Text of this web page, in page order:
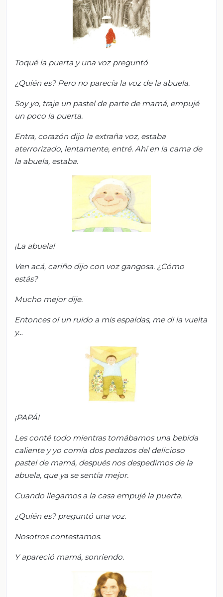
Toqué la puerta y una voz preguntó
¿Quién es? Pero no parecía la voz de la abuela.
Soy yo, traje un pastel de parte de mamá, empujé
un poco la puerta.
Entra, corazóndijo la extraña voz, estaba
aterrorizado, lentamente, entré. Ahí en la cama de
la abuela, estaba.
¡La abuela!
Ven acá, cariño dijo con voz gangosa. ¿Cómo
estás?
Mucho mejordije.
Entonces oí un ruido a mis espaldas, me di la vuelta
y…
¡PAPÁ!
Les conté todo mientras tomábamos una bebida
caliente y yo comía dos pedazosdel delicioso
pastel de mamá, después nos despedimos de la
abuela, que ya se sentía mejor.
Cuando llegamos a la casa empujé la puerta.
¿Quién es? preguntó una voz.
Nosotroscontestamos.
Y apareció mamá, sonriendo.